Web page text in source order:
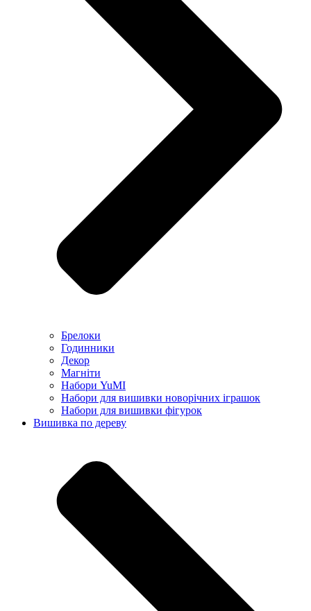
Брелоки
Годинники
Декор
Магніти
Набори YuMI
Набори для вишивки новорічних іграшок
Набори для вишивки фігурок
Вишивка по дереву